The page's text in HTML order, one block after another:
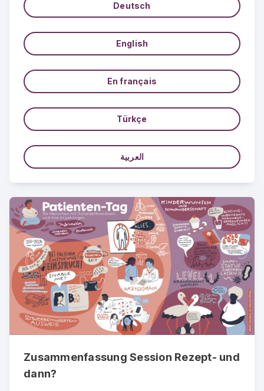
Deutsch
English
En français
Türkçe
العربية
Zusammenfassung Session Rezept- und
dann?